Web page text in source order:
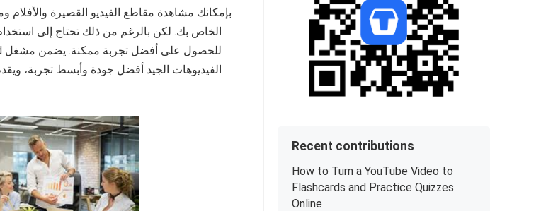
بإمكانك مشاهدة مقاطع الفيديو القصيرة والأفلام
الفيديوهات الجيد أفضل جودة وأبسط تجربة،
Recent contributions
How to Turn a YouTube Video to
Flashcards and Practice Quizzes
Online